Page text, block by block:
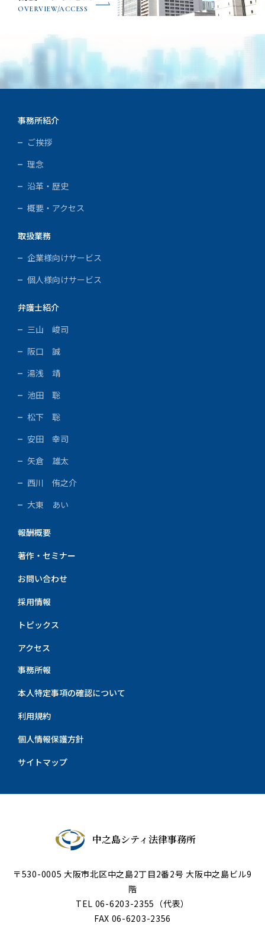
OVERVIEW/ACCESS
事務所紹介
ご挨拶
理念
沿革・歴史
概要・アクセス
取扱業務
企業様向けサービス
個人様向けサービス
弁護士紹介
三山 峻司
阪口 誠
湯浅 靖
池田 聡
松下 聡
安田 幸司
矢倉 雄太
西川 侑之介
大東 あい
報酬概要
著作・セミナー
お問い合わせ
採用情報
トピックス
アクセス
事務所報
本人特定事項の確認について
利用規約
個人情報保護方針
サイトマップ
中之島シティ法律事務所
〒530-0005 大阪市北区中之島2丁目2番2号 大阪中之島ビル9
階
TEL 06-6203-2355 （代表）
FAX 06-6203-2356